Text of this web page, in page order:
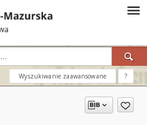
Wyszukiwanie zaawansowane ?